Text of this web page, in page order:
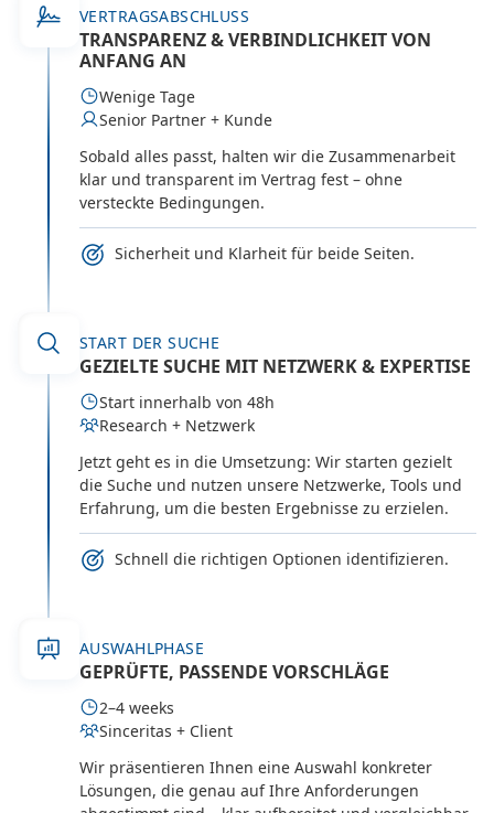
VERTRAGSABSCHLUSS
TRANSPARENZ & VERBINDLICHKEIT VON
ANFANG AN
Wenige Tage
Senior Partner + Kunde
Sobald alles passt, halten wir die Zusammenarbeit
klar und transparent im Vertrag fest – ohne
versteckte Bedingungen.
Sicherheit und Klarheit für beide Seiten.
START DER SUCHE
GEZIELTE SUCHE MIT NETZWERK & EXPERTISE
Start innerhalb von 48h
Research + Netzwerk
Jetzt geht es in die Umsetzung: Wir starten gezielt
die Suche und nutzen unsere Netzwerke, Tools und
Erfahrung, um die besten Ergebnisse zu erzielen.
Schnell die richtigen Optionen identifizieren.
AUSWAHLPHASE
GEPRÜFTE, PASSENDE VORSCHLÄGE
2–4 weeks
Sinceritas + Client
Wir präsentieren Ihnen eine Auswahl konkreter
Lösungen, die genau auf Ihre Anforderungen